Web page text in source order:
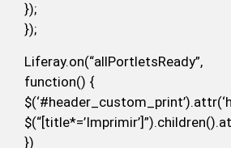
});
});
Liferay.on(“allPortletsReady”,
function() {
})